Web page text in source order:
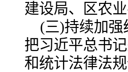
建设局、区农
(三)持续加
把习近平总书
和统计法律法